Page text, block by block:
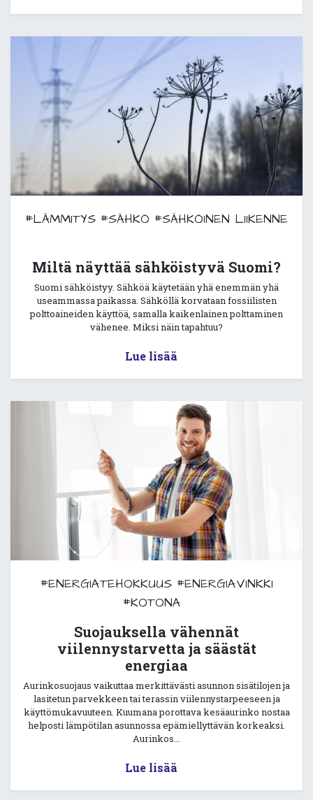
#LÄMMITYS #SÄHKÖ #SÄHKÖINEN LIIKENNE
Miltä näyttää sähköistyvä Suomi?
Suomi sähköistyy. Sähköä käytetään yhä enemmän yhä
useammassa paikassa. Sähköllä korvataan fossiilisten
polttoaineiden käyttöä, samalla kaikenlainen polttaminen
vähenee. Miksi näin tapahtuu?
Lue lisää
#ENERGIATEHOKKUUS #ENERGIAVINKKI
#KOTONA
Suojauksella vähennät
viilennystarvetta ja säästät
energiaa
Aurinkosuojaus vaikuttaa merkittävästi asunnon sisätilojen ja
lasitetun parvekkeen tai terassin viilennystarpeeseen ja
käyttömukavuuteen. Kuumana porottava kesäaurinko nostaa
helposti lämpötilan asunnossa epämiellyttävän korkeaksi.
Aurinkos...
Lue lisää